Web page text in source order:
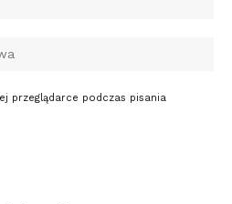
przeglądarce podczas pisania